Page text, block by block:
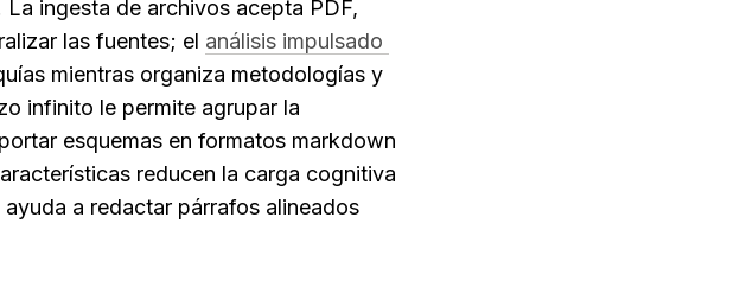
ingesta de archivos acepta PDF,
las fuentes; el análisis impulsado
mientras organiza metodologías y
infinito le permite agrupar la
esquemas en formatos markdown
reducen la carga cognitiva
a redactar párrafos alineados